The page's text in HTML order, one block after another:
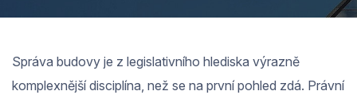
Správa budovy je z legislativního hlediska výrazně
komplexnější disciplína, než se na první pohled zdá. Právní